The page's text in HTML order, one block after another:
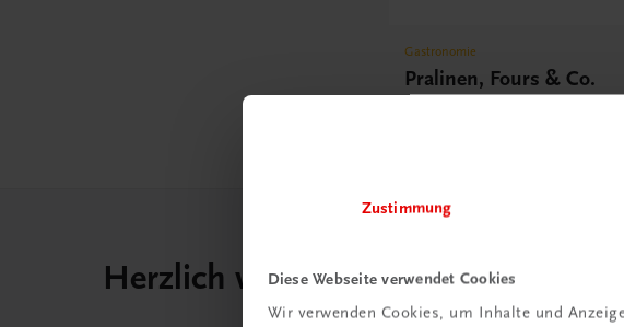
Zustimmung
Diese Webseite verwendet Cookies
Wir verwenden Cookies, um Inhalte und
Gastronomie
Pralinen, Fours & Co.
Herzlich willkommen bei TRAUNER!